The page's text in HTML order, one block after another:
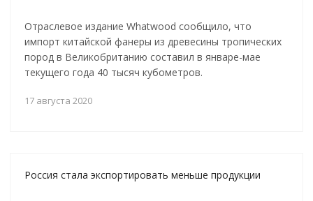
Отраслевое издание Whatwood сообщило, что
импорт китайской фанеры из древесины тропических
пород в Великобританию составил в январе-мае
текущего года 40 тысяч кубометров.
17 августа 2020
Россия стала экспортировать меньше продукции